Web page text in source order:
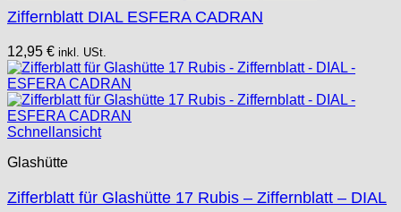
Ziffernblatt DIAL ESFERA CADRAN
12,95 € inkl. USt.
Schnellansicht
Glashütte
Zifferblatt für Glashütte 17 Rubis – Ziffernblatt – DIAL